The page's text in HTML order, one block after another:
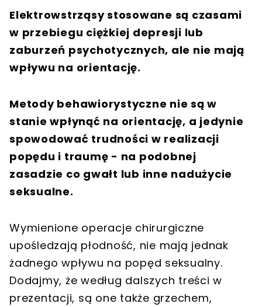
Elektrowstrząsy stosowane są czasami
w przebiegu ciężkiej depresji lub
zaburzeń psychotycznych, ale nie mają
wpływu na orientację.
Metody behawiorystyczne nie są w
stanie wpłynąć na orientację, a jedynie
spowodować trudności w realizacji
popędu i traumę - na podobnej
zasadzie co gwałt lub inne nadużycie
seksualne.
Wymienione operacje chirurgiczne
upośledzają płodność, nie mają jednak
żadnego wpływu na popęd seksualny.
Dodajmy, że według dalszych treści w
prezentacji, są one także grzechem,